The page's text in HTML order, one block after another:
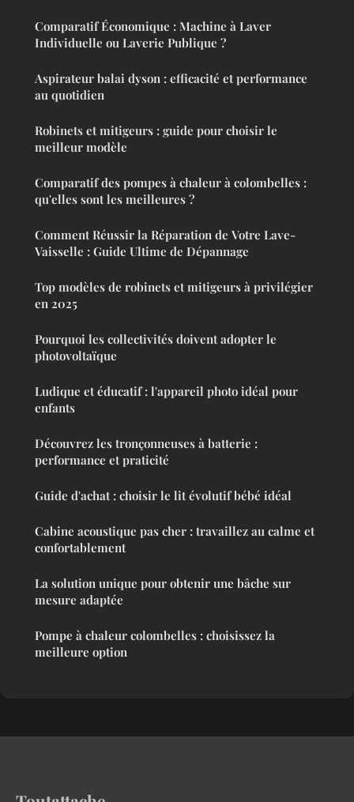
Comparatif Économique : Machine à Laver
Individuelle ou Laverie Publique ?
Aspirateur balai dyson : efficacité et performance
au quotidien
Robinets et mitigeurs : guide pour choisir le
meilleur modèle
Comparatif des pompes à chaleur à colombelles :
qu'elles sont les meilleures ?
Comment Réussir la Réparation de Votre Lave-
Vaisselle : Guide Ultime de Dépannage
Top modèles de robinets et mitigeurs à privilégier
en 2025
Pourquoi les collectivités doivent adopter le
photovoltaïque
Ludique et éducatif : l'appareil photo idéal pour
enfants
Découvrez les tronçonneuses à batterie :
performance et praticité
Guide d'achat : choisir le lit évolutif bébé idéal
Cabine acoustique pas cher : travaillez au calme et
confortablement
La solution unique pour obtenir une bâche sur
mesure adaptée
Pompe à chaleur colombelles : choisissez la
meilleure option